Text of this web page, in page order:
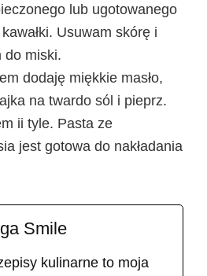
lub ugotowanego
Usuwam skórę i
do miski.
dodaję miękkie masło,
na twardo sól i pieprz.
ii tyle. Pasta ze
jest gotowa do nakładania
Smile
kulinarne to moja